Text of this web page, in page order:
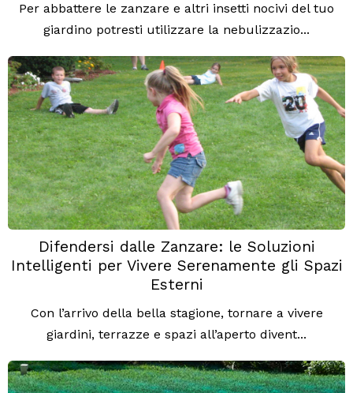
Per abbattere le zanzare e altri insetti nocivi del tuo
giardino potresti utilizzare la nebulizzazio...
Difendersi dalle Zanzare: le Soluzioni
Intelligenti per Vivere Serenamente gli Spazi
Esterni
Con l’arrivo della bella stagione, tornare a vivere
giardini, terrazze e spazi all’aperto divent...